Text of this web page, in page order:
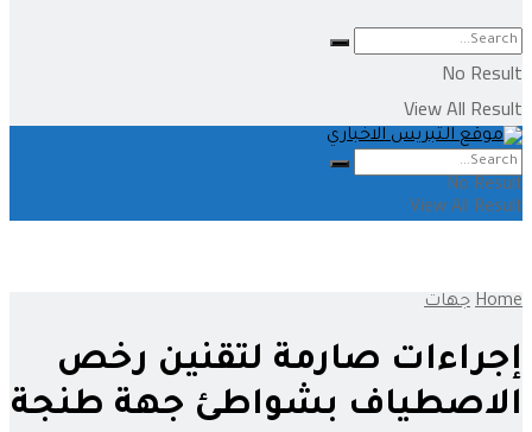
No Result
View All Result
No Result
View All Result
Home جهات
إجراءات صارمة لتقنين رخص
الاصطياف بشواطئ جهة طنجة